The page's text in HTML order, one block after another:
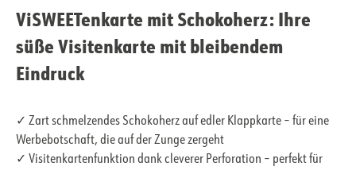
ViSWEETenkarte mit Schokoherz: Ihre
süße Visitenkarte mit bleibendem
Eindruck
✓ Zart schmelzendes Schokoherz auf edler Klappkarte – für eine
Werbebotschaft, die auf der Zunge zergeht
✓ Visitenkartenfunktion dank cleverer Perforation – perfekt für